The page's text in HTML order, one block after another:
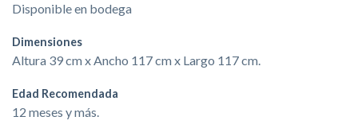
Disponible en bodega
Dimensiones
Altura 39 cm x Ancho 117 cm x Largo 117 cm.
Edad Recomendada
12 meses y más.